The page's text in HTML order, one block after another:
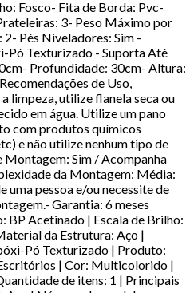
Fosco- Fita de Borda: Pvc-
3- Peso Máximo por
Pés Niveladores: Sim -
Pó Texturizado - Suporta Até
Profundidade: 30cm- Altura:
de Uso,
limpeza, utilize flanela seca ou
em água. Utilize um pano
com produtos químicos
e não utilize nenhum tipo de
Montagem: Sim / Acompanha
da Montagem: Média:
uma pessoa e/ou necessite de
Garantia: 6 meses
Acetinado | Escala de Brilho:
da Estrutura: Aço |
Pó Texturizado | Produto:
| Cor: Multicolorido |
de itens: 1 | Principais